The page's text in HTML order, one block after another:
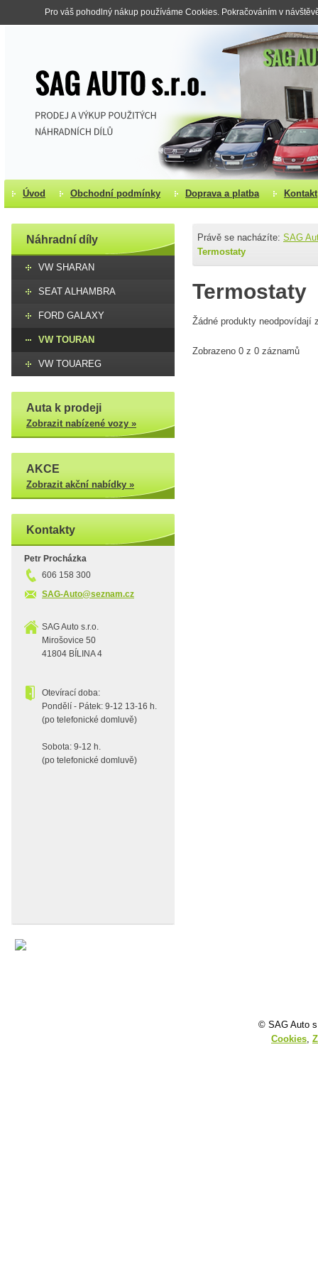
Pro váš pohodlný nákup používáme Cookies. Pokračováním v
Úvod Obchodní podmínky Doprava a platba Kontakt
Náhradní díly
VW SHARAN
SEAT ALHAMBRA
FORD GALAXY
VW TOURAN
VW TOUAREG
Auta k prodeji
Zobrazit nabízené vozy »
AKCE
Zobrazit akční nabídky »
Kontakty
Petr Procházka
606 158 300
SAG-Auto@seznam.cz
SAG Auto s.r.o.
Mirošovice 50
41804 BÍLINA 4
Otevírací doba:
Pondělí - Pátek: 9-12 13-16 h.
(po telefonické domluvě)
Sobota: 9-12 h.
(po telefonické domluvě)
Právě se nacházíte: SAG
Termostaty
Termostaty
Žádné produkty neodpovídají
Zobrazeno 0 z 0 záznamů
© SAG Auto
Cookies,